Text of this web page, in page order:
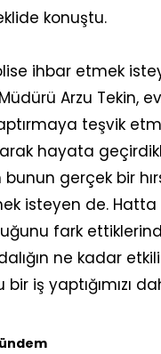
konuştu.
ihbar etmek
Arzu Tekin, ev
teşvik
hayata
bunun gerçek bir
isteyen de.
fark
ne kadar
iş yaptığımızı